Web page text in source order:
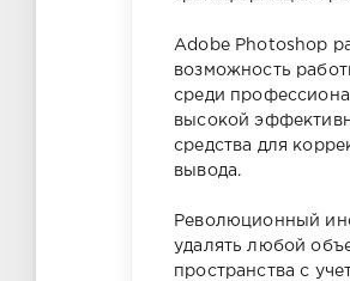
Adobe Photoshop
возможность
среди
высокой
средства для
вывода.
Революционный
удалять любой
пространства с